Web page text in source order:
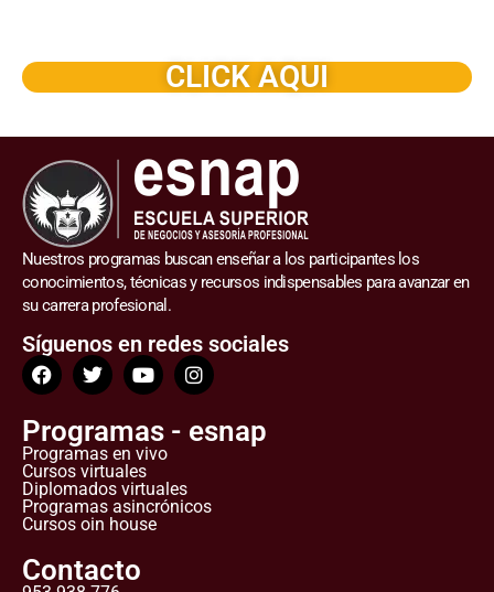
CLICK AQUI
Nuestros programas buscan enseñar a los participantes los
conocimientos, técnicas y recursos indispensables para avanzar en
su carrera profesional.
Síguenos en redes sociales
Programas - esnap
Programas en vivo
Cursos virtuales
Diplomados virtuales
Programas asincrónicos
Cursos oin house
Contacto